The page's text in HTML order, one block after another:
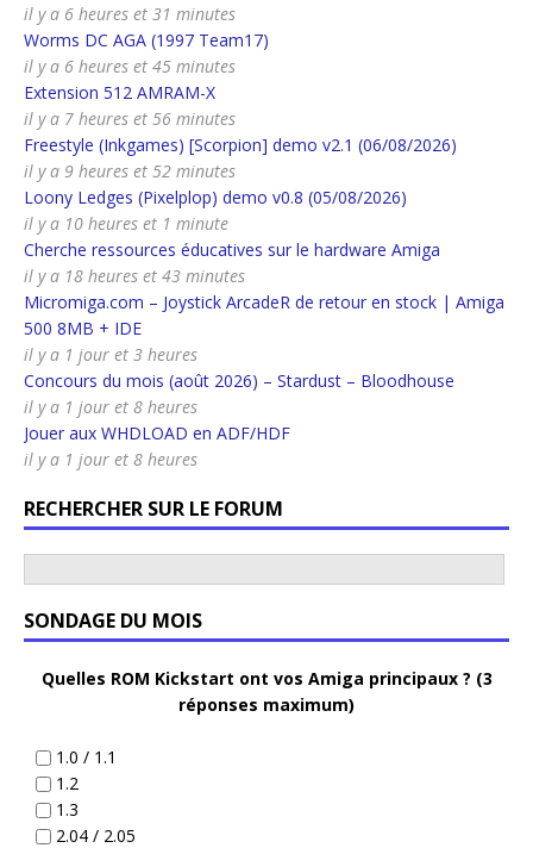
il y a 6 heures et 31 minutes
Worms DC AGA (1997 Team17)
il y a 6 heures et 45 minutes
Extension 512 AMRAM-X
il y a 7 heures et 56 minutes
Freestyle (Inkgames) [Scorpion] demo v2.1 (06/08/2026)
il y a 9 heures et 52 minutes
Loony Ledges (Pixelplop) demo v0.8 (05/08/2026)
il y a 10 heures et 1 minute
Cherche ressources éducatives sur le hardware Amiga
il y a 18 heures et 43 minutes
Micromiga.com – Joystick ArcadeR de retour en stock | Amiga
500 8MB + IDE
il y a 1 jour et 3 heures
Concours du mois (août 2026) – Stardust – Bloodhouse
il y a 1 jour et 8 heures
Jouer aux WHDLOAD en ADF/HDF
il y a 1 jour et 8 heures
RECHERCHER SUR LE FORUM
SONDAGE DU MOIS
Quelles ROM Kickstart ont vos Amiga principaux ? (3
réponses maximum)
1.0 / 1.1
1.2
1.3
2.04 / 2.05